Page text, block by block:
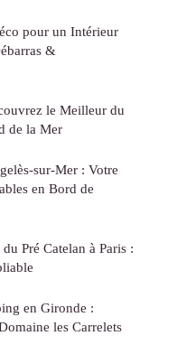
pour un Intérieur
&
le Meilleur du
de la Mer
sur-Mer : Votre
en Bord de
Pré Catelan à Paris :
en Gironde :
les Carrelets